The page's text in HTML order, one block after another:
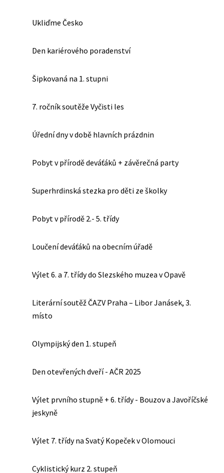
Ukliďme Česko
Den kariérového poradenství
Šipkovaná na 1. stupni
7. ročník soutěže Vyčisti les
Úřední dny v době hlavních prázdnin
Pobyt v přírodě deváťáků + závěrečná party
Superhrdinská stezka pro děti ze školky
Pobyt v přírodě 2.- 5. třídy
Loučení deváťáků na obecním úřadě
Výlet 6. a 7. třídy do Slezského muzea v Opavě
Literární soutěž ČAZV Praha – Libor Janásek, 3.
místo
Olympijský den 1. stupeň
Den otevřených dveří - AČR 2025
Výlet prvního stupně + 6. třídy - Bouzov a Javoříčské
jeskyně
Výlet 7. třídy na Svatý Kopeček v Olomouci
Cyklistický kurz 2. stupeň